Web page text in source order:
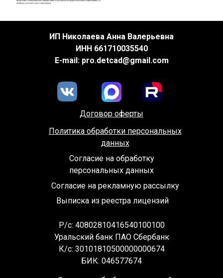
ИП Николаева Анна Валерьевна
ИНН 661710035540
E-mail: pro.detcad@gmail.com
Договор оферты
Р/с: 40802810416540100100
Уральский банк ПАО Сбербанк
К/с: 30101810500000000674
БИК: 046577674
Политика обработки персональных
данных
Согласие на обработку
персональных данных
Согласие на рекламную рассылку
Выписка из реестра лицензий